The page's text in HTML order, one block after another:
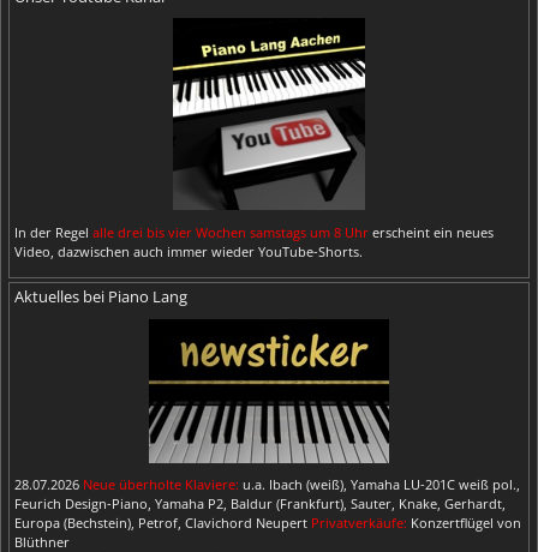
In der Regel alle drei bis vier Wochen samstags um 8 Uhr erscheint ein neues
Video, dazwischen auch immer wieder YouTube-Shorts.
Aktuelles bei Piano Lang
28.07.2026 Neue überholte Klaviere: u.a. Ibach (weiß), Yamaha LU-201C weiß pol.,
Feurich Design-Piano, Yamaha P2, Baldur (Frankfurt), Sauter, Knake, Gerhardt,
Europa (Bechstein), Petrof, Clavichord Neupert Privatverkäufe: Konzertflügel von
Blüthner